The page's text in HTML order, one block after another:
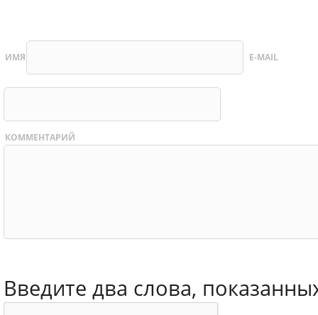
ИМЯ E-MAIL
КОММЕНТАРИЙ
Введите два слова,